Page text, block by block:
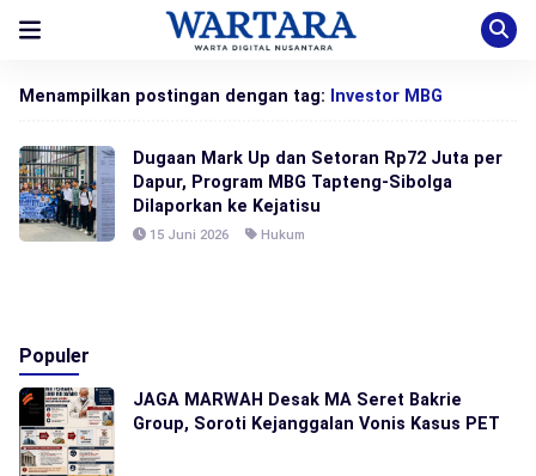
Menampilkan postingan dengan tag: Investor MBG
Dugaan Mark Up dan Setoran Rp72 Juta per
Dapur, Program MBG Tapteng-Sibolga
Dilaporkan ke Kejatisu
15 Juni 2026 Hukum
Populer
JAGA MARWAH Desak MA Seret Bakrie
Group, Soroti Kejanggalan Vonis Kasus PET